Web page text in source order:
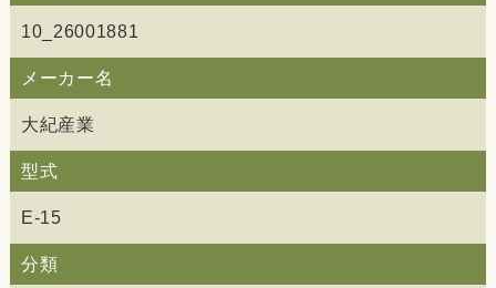
10_26001881
メーカー名
大紀産業
型式
E-15
分類